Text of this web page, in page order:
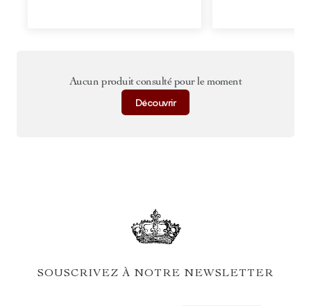
Aucun produit consulté pour le moment
Découvrir
SOUSCRIVEZ À NOTRE NEWSLETTER